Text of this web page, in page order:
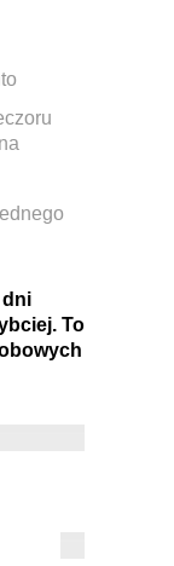
dni
To